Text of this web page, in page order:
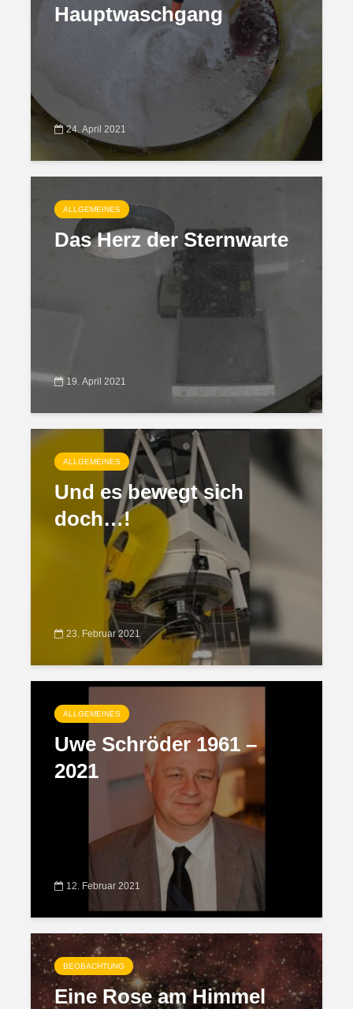
Hauptwaschgang
24. April 2021
ALLGEMEINES
Das Herz der Sternwarte
19. April 2021
ALLGEMEINES
Und es bewegt sich
doch…!
23. Februar 2021
ALLGEMEINES
Uwe Schröder 1961 –
2021
12. Februar 2021
BEOBACHTUNG
Eine Rose am Himmel